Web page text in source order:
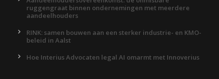
ruggengraat binnen ondernemingen met meerdere
aandeelhouders
RINK: samen bouwen aan een sterker industrie- en KMO-
beleid in Aalst
Hoe Interius Advocaten legal AI omarmt met Innoverius